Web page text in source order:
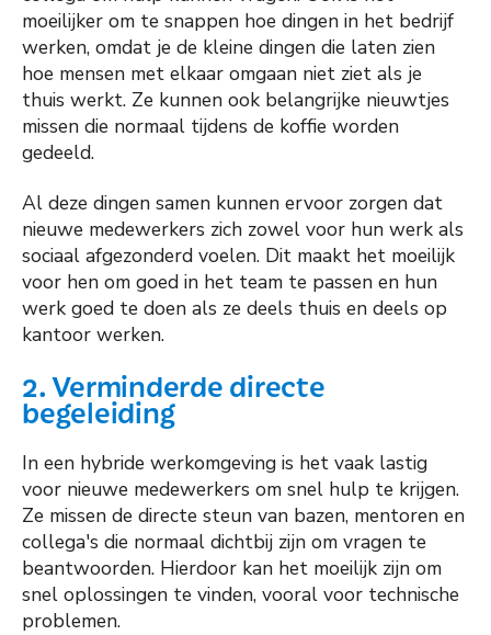
moeilijker om te snappen hoe dingen in het bedrijf
werken, omdat je de kleine dingen die laten zien
hoe mensen met elkaar omgaan niet ziet als je
thuis werkt. Ze kunnen ook belangrijke nieuwtjes
missen die normaal tijdens de koffie worden
gedeeld.
Al deze dingen samen kunnen ervoor zorgen dat
nieuwe medewerkers zich zowel voor hun werk als
sociaal afgezonderd voelen. Dit maakt het moeilijk
voor hen om goed in het team te passen en hun
werk goed te doen als ze deels thuis en deels op
kantoor werken.
2. Verminderde directe
begeleiding
In een hybride werkomgeving is het vaak lastig
voor nieuwe medewerkers om snel hulp te krijgen.
Ze missen de directe steun van bazen, mentoren en
collega's die normaal dichtbij zijn om vragen te
beantwoorden. Hierdoor kan het moeilijk zijn om
snel oplossingen te vinden, vooral voor technische
problemen.